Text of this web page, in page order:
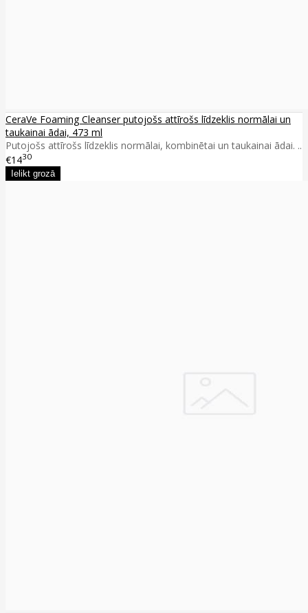
CeraVe Foaming Cleanser putojošs attīrošs līdzeklis normālai un
taukainai ādai, 473 ml
Putojošs attīrošs līdzeklis normālai, kombinētai un taukainai ādai. ..
€1430